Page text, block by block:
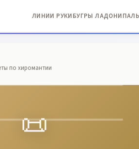
ЛИНИИ РУКИБУГРЫ ЛАДОНИ
по хиромантии
📜